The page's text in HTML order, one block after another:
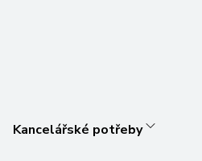
Kancelářské potřeby